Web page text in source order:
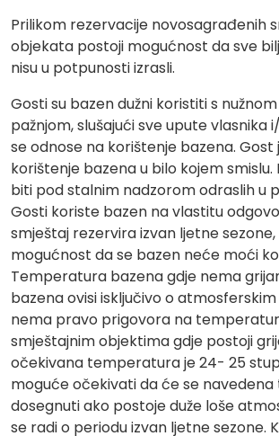
Prilikom rezervacije novosagrađenih
objekata postoji mogućnost da sve
nisu u potpunosti izrasli.
Gosti su bazen dužni koristiti s
pažnjom, slušajući sve upute vlasnika
se odnose na korištenje bazena.
korištenje bazena u bilo kojem
biti pod stalnim nadzorom odraslih u
Gosti koriste bazen na vlastitu
smještaj rezervira izvan ljetne
mogućnost da se bazen neće moći
Temperatura bazena gdje nema
bazena ovisi isključivo o
nema pravo prigovora na
smještajnim objektima gdje postoji
očekivana temperatura je 24- 25
moguće očekivati da će se
dosegnuti ako postoje duže loše
se radi o periodu izvan ljetne sezone.